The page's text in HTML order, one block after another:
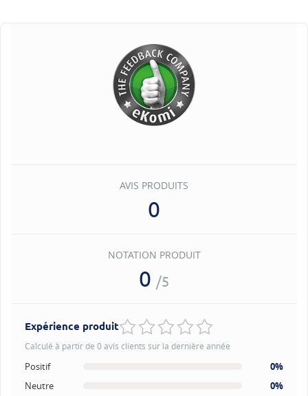
AVIS PRODUITS
0
NOTATION PRODUIT
0 /5
Expérience produit
Calculé à partir de 0 avis clients sur la dernière année
Positif
0%
Neutre
0%